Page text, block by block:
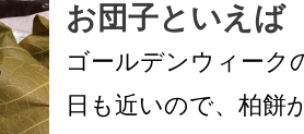
お団子といえば
ゴールデンウィークの話。
日も近いので、柏餅